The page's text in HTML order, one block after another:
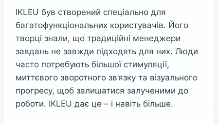
IKLEU був створений спеціально для
багатофункціональних користувачів. Його
творці знали, що традиційні менеджери
завдань не завжди підходять для них. Люди
часто потребують більшої стимуляції,
миттєвого зворотного зв’язку та візуального
прогресу, щоб залишатися залученими до
роботи. IKLEU дає це – і навіть більше.